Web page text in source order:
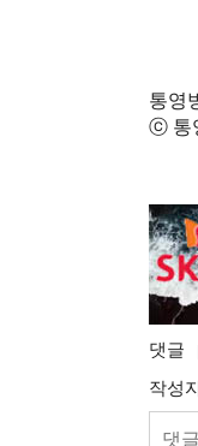
통영
ⓒ 통
댓글
작성